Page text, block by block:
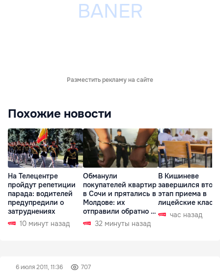
Разместить рекламу на сайте
Похожие новости
На Телецентре
пройдут репетиции
парада: водителей
предупредили о
затруднениях
10 минут назад
Обманули
покупателей квартир
в Сочи и прятались в
Молдове: их
отправили обратно в
РФ 32 минуты назад
В Кишиневе
завершился
этап приема в
лицейские
час назад
6 июля 2011, 11:36 707